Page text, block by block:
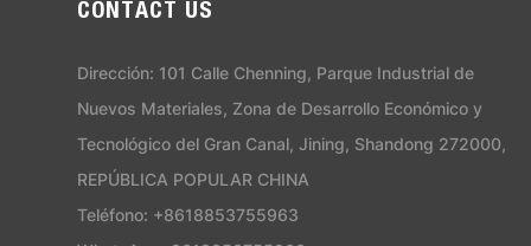
CONTACT US
Dirección: 101 Calle Chenning, Parque Industrial de
Nuevos Materiales, Zona de Desarrollo Económico y
Tecnológico del Gran Canal, Jining, Shandong 272000,
REPÚBLICA POPULAR CHINA
Teléfono: +8618853755963